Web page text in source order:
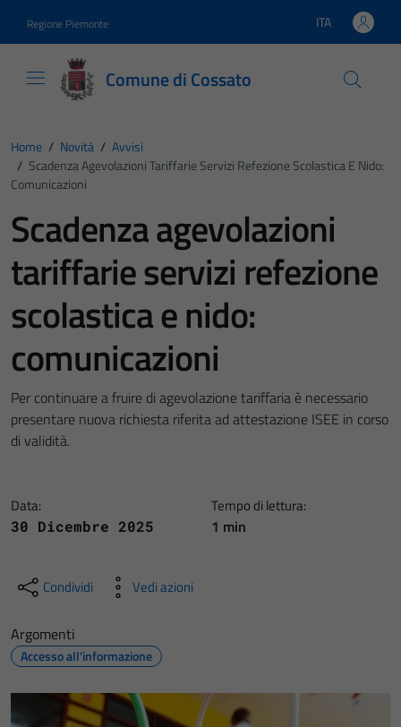
Regione Piemonte Lingua attiva:
ITA
Comune di Cossato
Home / Novità / Avvisi
/ Scadenza Agevolazioni Tariffarie Servizi Refezione Scolastica E Nido:
Comunicazioni
Scadenza agevolazioni
tariffarie servizi refezione
scolastica e nido:
comunicazioni
Per continuare a fruire di agevolazione tariffaria è necessario
presentare nuova richiesta riferita ad attestazione ISEE in corso
di validità.
Data:
30 Dicembre 2025
Tempo di lettura:
1 min
Condividi Vedi azioni
Argomenti
Accesso all'informazione